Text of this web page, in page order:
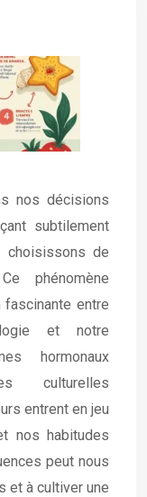
nos décisions
subtilement
choisissons de
phénomène
entre
et notre
hormonaux
culturelles
entrent en jeu
nos habitudes
peut nous
et à cultiver une